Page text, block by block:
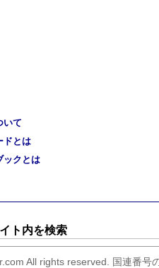
いて
ドとは
ックとは
ト内を検索
All rights reserved. 国連番号